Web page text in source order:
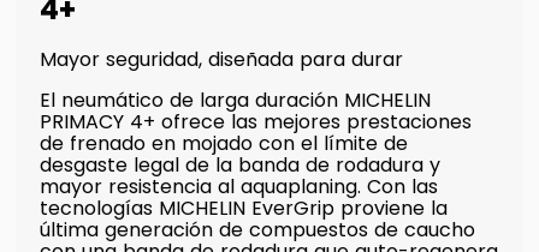
4+
Mayor seguridad, diseñada para durar
El neumático de larga duración MICHELIN
PRIMACY 4+ ofrece las mejores prestaciones
de frenado en mojado con el límite de
desgaste legal de la banda de rodadura y
mayor resistencia al aquaplaning. Con las
tecnologías MICHELIN EverGrip proviene la
última generación de compuestos de caucho